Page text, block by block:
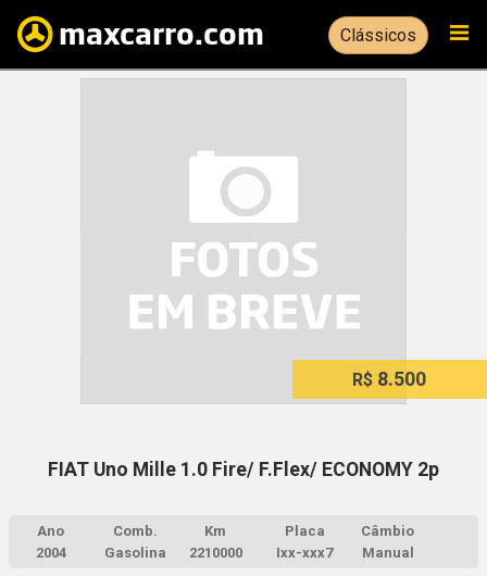
Clássicos
R$ 8.500
FIAT Uno Mille 1.0 Fire/ F.Flex/ ECONOMY 2p
Ano
2004
Comb.
Gasolina
Km
2210000
Placa
Ixx-xxx7
Câmbio
Manual